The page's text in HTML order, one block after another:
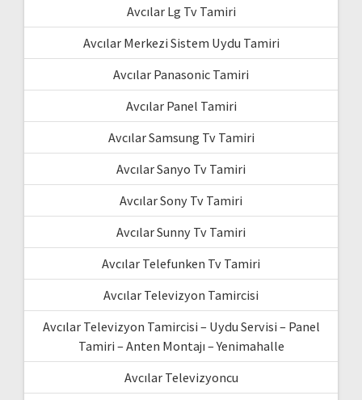
Avcılar Lg Tv Tamiri
Avcılar Merkezi Sistem Uydu Tamiri
Avcılar Panasonic Tamiri
Avcılar Panel Tamiri
Avcılar Samsung Tv Tamiri
Avcılar Sanyo Tv Tamiri
Avcılar Sony Tv Tamiri
Avcılar Sunny Tv Tamiri
Avcılar Telefunken Tv Tamiri
Avcılar Televizyon Tamircisi
Avcılar Televizyon Tamircisi – Uydu Servisi – Panel
Tamiri – Anten Montajı – Yenimahalle
Avcılar Televizyoncu